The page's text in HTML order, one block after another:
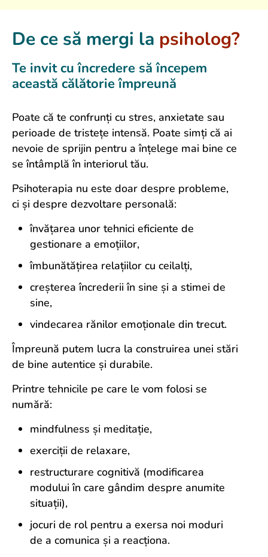
De ce să mergi la psiholog?
Te invit cu încredere să începem
această călătorie împreună
Poate că te confrunți cu stres, anxietate sau
perioade de tristețe intensă. Poate simți că ai
nevoie de sprijin pentru a înțelege mai bine ce
se întâmplă în interiorul tău.
Psihoterapia nu este doar despre probleme,
ci și despre dezvoltare personală:
învățarea unor tehnici eficiente de
gestionare a emoțiilor,
îmbunătățirea relațiilor cu ceilalți,
creșterea încrederii în sine și a stimei de
sine,
vindecarea rănilor emoționale din trecut.
Împreună putem lucra la construirea unei stări
de bine autentice și durabile.
Printre tehnicile pe care le vom folosi se
numără:
mindfulness și meditație,
exerciții de relaxare,
restructurare cognitivă (modificarea
modului în care gândim despre anumite
situații),
jocuri de rol pentru a exersa noi moduri
de a comunica și a reacționa.